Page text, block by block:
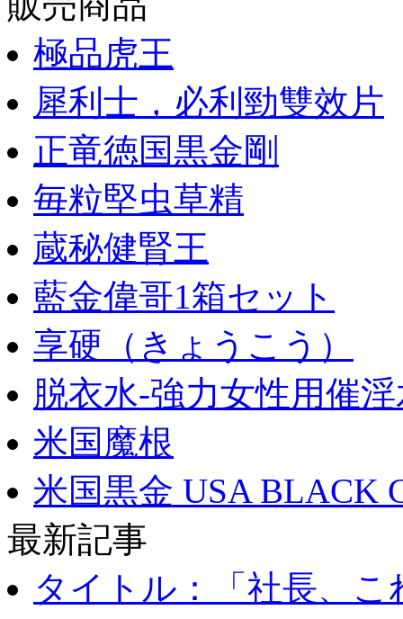
極品虎王
犀利士，必利勁雙效片
正竜徳国黒金剛
毎粒堅虫草精
蔵秘健腎王
藍金偉哥1箱セット
享硬（きょうこう）
脱衣水-強力女性用催
米国魔根
米国黒金 USA BLACK
最新記事
タイトル：「社長、こ